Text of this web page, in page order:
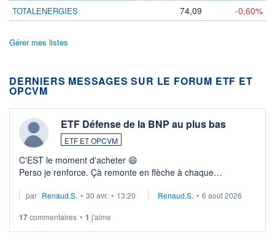
TOTALENERGIES 74,09 -0,60%
Gérer mes listes
DERNIERS MESSAGES SUR LE FORUM ETF ET
OPCVM
ETF Défense de la BNP au plus bas
ETF ET OPCVM
C'EST le moment d'acheter 😄​
Perso je renforce. Çà remonte en flèche à chaque
Investissement long terme tip top pour sa retraite.
par Renaud.S. • 30 avr. • 13:20 Renaud.S. • 6 août 2026
17commentaires • 1 j'aime